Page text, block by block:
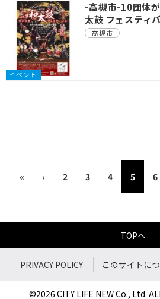
イベント
-高槻市-10団体
太鼓 フェスティ
高槻市
« ‹ 2 3 4 5 6
TOPへ
PRIVACY POLICY このサイトに
©2026 CITY LIFE NEW Co., Ltd.